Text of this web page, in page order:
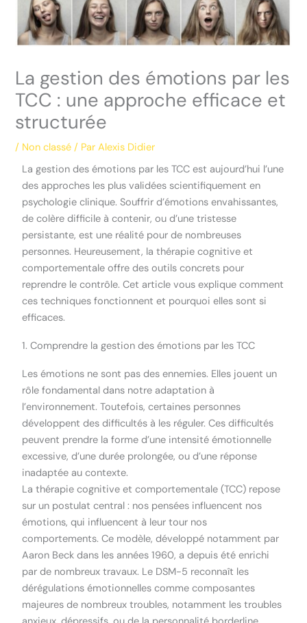
La gestion des émotions par les
TCC : une approche efficace et
structurée
/ Non classé / ParAlexis Didier
La gestion des émotions par les TCC est aujourd’hui l’une
des approches les plus validées scientifiquement en
psychologie clinique. Souffrir d’émotions envahissantes,
de colère difficile à contenir, ou d’une tristesse
persistante, est une réalité pour de nombreuses
personnes. Heureusement, la thérapie cognitive et
comportementale offre des outils concrets pour
reprendre le contrôle. Cet article vous explique comment
ces techniques fonctionnent et pourquoi elles sont si
efficaces.
1. Comprendre la gestion des émotions par les TCC
Les émotions ne sont pas des ennemies. Elles jouent un
rôle fondamental dans notre adaptation à
l’environnement. Toutefois, certaines personnes
développent des difficultés à les réguler. Ces difficultés
peuvent prendre la forme d’une intensité émotionnelle
excessive, d’une durée prolongée, ou d’une réponse
inadaptée au contexte.
La thérapie cognitive et comportementale (TCC) repose
sur un postulat central : nos pensées influencent nos
émotions, qui influencent à leur tour nos
comportements. Ce modèle, développé notamment par
Aaron Beck dans les années 1960, a depuis été enrichi
par de nombreux travaux. Le DSM-5 reconnaît les
dérégulations émotionnelles comme composantes
majeures de nombreux troubles, notamment les troubles